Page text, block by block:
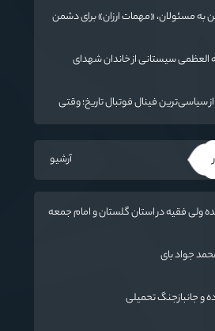
به مسئولان، «مهمات ارزان» برای دشمن
نمایندگان حضرت آیت‌الله العظمی سیستانی از خاندان شهدای
سیاسی‌ترین فینال فوتبال تاریخ؛ وقتی
آرشیو
ولی فقیه در استان گلستان و امام جمعه
جواد بای
و جانبازجنگ تحمیلی